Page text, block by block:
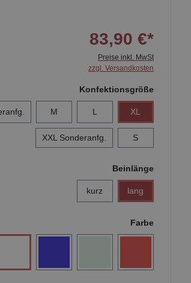
83,90 €*
Preise inkl. MwSt
zzgl. Versandkosten
Farbe
Beinlänge
kurz lang
Konfektionsgröße
M L XL
XXL Sonderanfg. S